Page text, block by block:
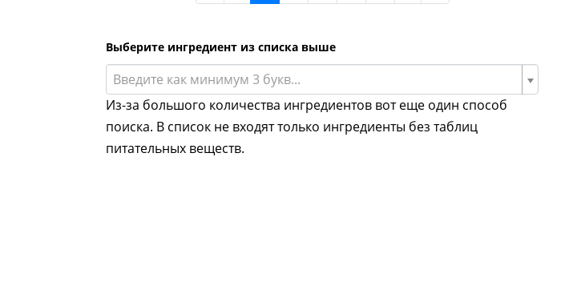
Выберите ингредиент из списка выше
Введите как минимум 3 букв...
Из-за большого количества ингредиентов вот еще один способ
поиска. В список не входят только ингредиенты без таблиц
питательных веществ.